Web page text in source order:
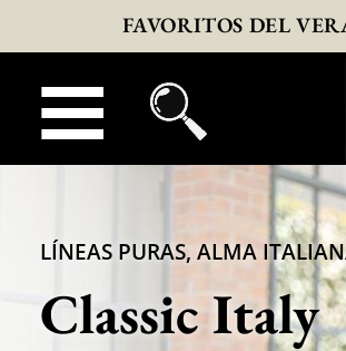
FAVORITOS DEL
LÍNEAS PURAS, ALMA
Classic Italy